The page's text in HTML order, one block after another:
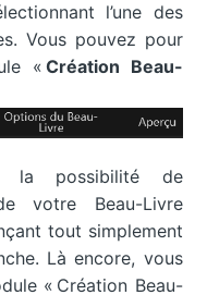
l’une des
Vous pouvez pour
« Création Beau-
la possibilité de
votre Beau-Livre
tout simplement
Là encore, vous
« Création Beau-